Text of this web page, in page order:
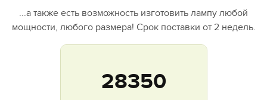
...а также есть возможность изготовить лампу любой
мощности, любого размера! Срок поставки от 2 недель.
28350